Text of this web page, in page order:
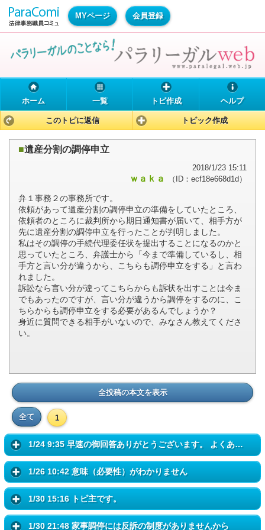
MYページ 会員登録
ホーム 一覧 トピ作成 ヘルプ
このトピに返信 トピック作成
■遺産分割の調停申立
2018/1/23 15:11
ｗａｋａ （ID：ecf18e668d1d）
弁１事務２の事務所です。
依頼があって遺産分割の調停申立の準備をしていたところ、
依頼者のところに裁判所から期日通知書が届いて、相手方が
先に遺産分割の調停申立を行ったことが判明しました。
私はその調停の手続代理委任状を提出することになるのかと
思っていたところ、弁護士から「今まで準備しているし、相
手方と言い分が違うから、こちらも調停申立をする」と言わ
れました。
訴訟なら言い分が違ってこちらからも訴状を出すことは今ま
でもあったのですが、言い分が違うから調停をするのに、こ
ちらからも調停申立をする必要があるんでしょうか？
身近に質問できる相手がいないので、みなさん教えてくださ
い。
全投稿の本文を表示
全て 1
1/24 9:35 早速の御回答ありがとうございます。 よくあることなんです...
1/26 10:42 意味（必要性）がわかりません
1/30 15:16 トピ主です。
1/30 21:48 家事調停には反訴の制度がありませんから